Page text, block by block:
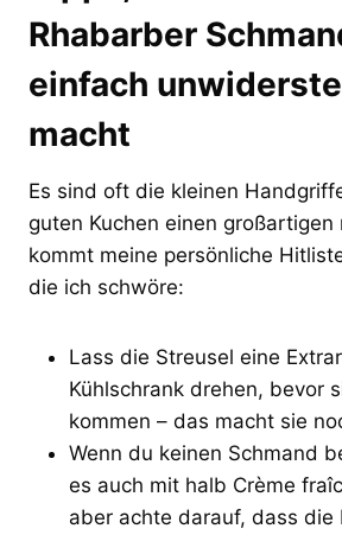
Rhabarber
einfach
macht
Es sind oft die kleinen
guten Kuchen einen großartigen
kommt meine persönliche
die ich schwöre:
Lass die Streusel eine
Kühlschrank drehen, bevor
kommen – das macht sie
Wenn du keinen Schmand
es auch mit halb Crème
aber achte darauf, dass die